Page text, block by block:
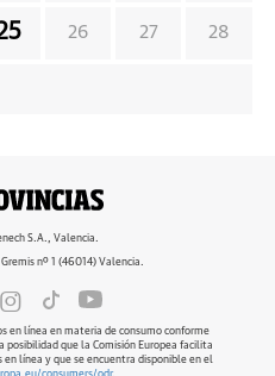
26 27 28
S.A., Valencia.
nº 1 (46014) Valencia.
en línea en materia de consumo conforme
posibilidad que la Comisión Europea facilita
línea y que se encuentra disponible en el